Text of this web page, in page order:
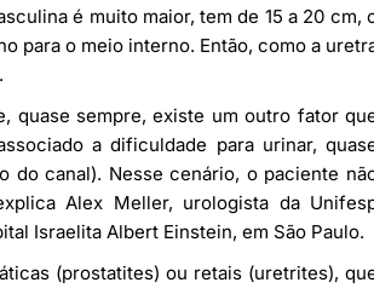
é muito maior, tem de 15 a 20 cm,
para o meio interno. Então, como a
quase sempre, existe um outro fator
a dificuldade para urinar,
do canal). Nesse cenário, o paciente
Alex Meller, urologista da
Israelita Albert Einstein, em São Paulo.
(prostatites) ou retais (uretrites),